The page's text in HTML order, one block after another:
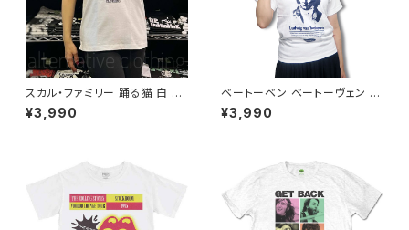
スカル・ファミリー 踊る猫 白 ホ
ワイト×ネイビー ドクロ スカル
Tシャツ ロックT バンドT 半袖
ント メンズ レディース 綿100％
コットン SHT-04WH altss
¥3,990
ベートーベン ベートーヴェン Ｔ
シャツ 半袖 白ホワイト クラシッ
ク 交響曲第9番 作曲家 音楽家
¥3,990